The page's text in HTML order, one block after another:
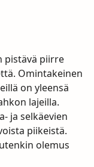
pistävä piirre
Omintakeinen
on yleensä
lajeilla.
ja selkäevien
piikeistä.
olemus